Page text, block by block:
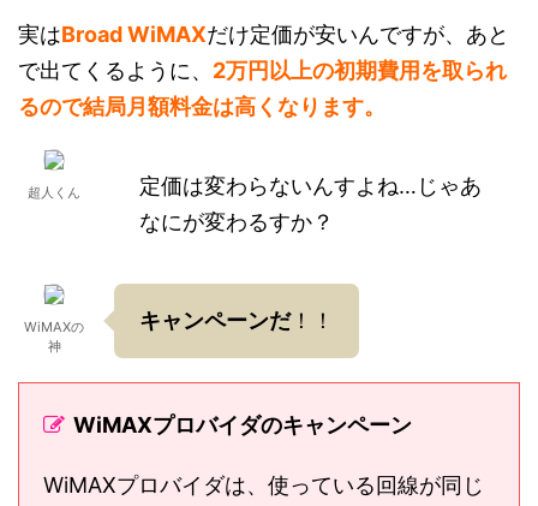
実はBroad WiMAXだけ定価が安いんですが、あと
で出てくるように、 2万円以上の初期費用を取られ
るので結局月額料金は高くなります。
超人くん
定価は変わらないんすよね…じゃあ
なにが変わるすか？
WiMAXの
神
キャンペーンだ！！
WiMAXプロバイダのキャンペーン
WiMAXプロバイダは、使っている回線が同じ